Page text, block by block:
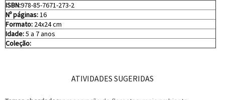
ISBN:978-85-7671-273-2
Nº páginas:16
Formato: 24x24 cm
Idade:5 a 7 anos
Coleção:
ATIVIDADES SUGERIDAS